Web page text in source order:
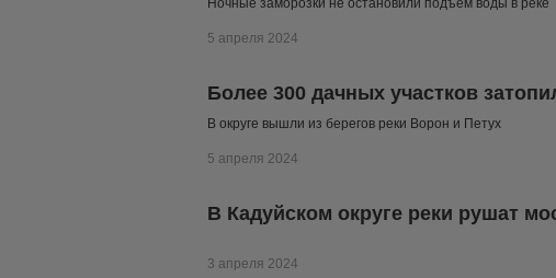
5 апреля 2024
Более 300 дачных участков
В округе вышли из берегов реки Ворон и Петух
5 апреля 2024
В Кадуйском округе реки рушат
3 апреля 2024